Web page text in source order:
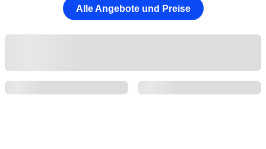
Alle Angebote und Preise